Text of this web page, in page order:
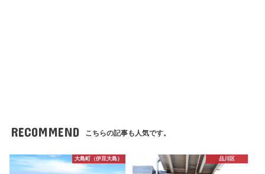
RECOMMEND こちらの記事も人気です。
大島町（伊豆大島） 品川区